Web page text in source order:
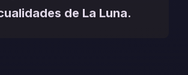
de La Luna.